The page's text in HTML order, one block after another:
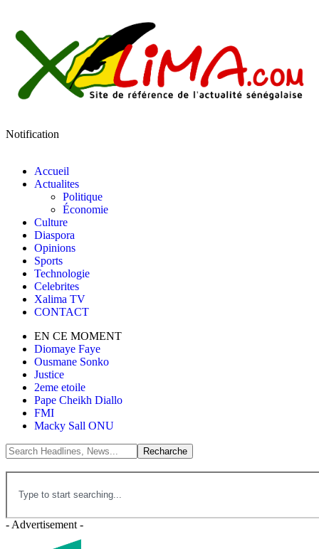
Notification
Accueil
Actualites
Politique
Économie
Culture
Diaspora
Opinions
Sports
Technologie
Celebrites
Xalima TV
CONTACT
EN CE MOMENT
Diomaye Faye
Ousmane Sonko
Justice
2eme etoile
Pape Cheikh Diallo
FMI
Macky Sall ONU
- Advertisement -